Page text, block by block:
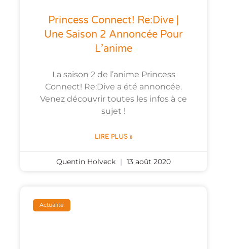
Princess Connect! Re:Dive |
Une Saison 2 Annoncée Pour
L’anime
La saison 2 de l’anime Princess
Connect! Re:Dive a été annoncée.
Venez découvrir toutes les infos à ce
sujet !
LIRE PLUS »
Quentin Holveck 13 août 2020
Actualité